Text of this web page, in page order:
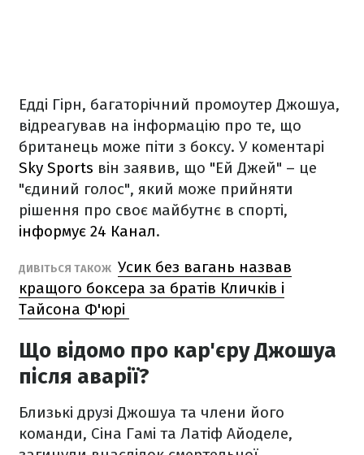
Едді Гірн, багаторічний промоутер Джошуа,
відреагував на інформацію про те, що
британець може піти з боксу. У коментарі
Sky Sports він заявив, що "Ей Джей" – це
"єдиний голос", який може прийняти
рішення про своє майбутнє в спорті,
інформує 24 Канал.
ДИВІТЬСЯ ТАКОЖ Усик без вагань назвав
кращого боксера за братів Кличків і
Тайсона Ф'юрі
Що відомо про кар'єру Джошуа
після аварії?
Близькі друзі Джошуа та члени його
команди, Сіна Гамі та Латіф Айоделе,